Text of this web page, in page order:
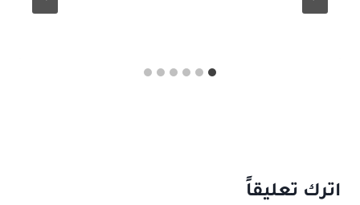
اترك تعليقاً